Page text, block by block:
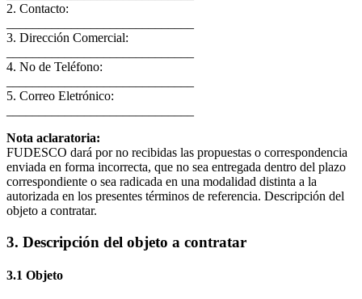
2. Contacto:
3. Dirección Comercial:
4. No de Teléfono:
5. Correo Eletrónico:
Nota aclaratoria:
FUDESCO dará por no recibidas las propuestas o correspondencia
enviada en forma incorrecta, que no sea entregada dentro del plazo
correspondiente o sea radicada en una modalidad distinta a la
autorizada en los presentes términos de referencia. Descripción del
objeto a contratar.
3. Descripción del objeto a contratar
3.1 Objeto